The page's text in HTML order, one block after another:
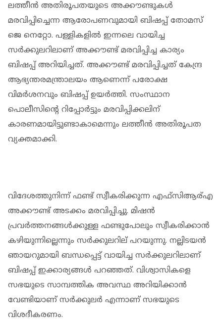
ലത്തീൻ അതിരൂപതയുടെ അക്കൗണ്ടുകൾ
മരവിപ്പിച്ചെന്ന ആരോപണവുമായി ബിഷപ്പ് തോമസ്
ജെ നെറ്റോ. പള്ളികളിൽ ഇന്നലെ വായിച്ച
സർക്കുലറിലാണ് അക്കൗണ്ട് മരവിപ്പിച്ച കാര്യം
ബിഷപ്പ് അറിയിച്ചത്. അക്കൗണ്ട് മരവിപ്പിച്ചത് കേന്ദ്ര
ആഭ്യന്തരമന്ത്രാലയം ആണെന്ന് പരോക്ഷ
വിമർശനവും ബിഷപ്പ് ഉയർത്തി. സംസ്ഥാന
പൊലീസിന്റെ റിപ്പോർട്ടും മരവിപ്പിക്കലിന്
കാരണമായിട്ടുണ്ടാകാമെന്നും ലത്തീൻ അതിരൂപത
വ്യക്തമാക്കി.
വിദേശത്തുനിന്ന് ഫണ്ട് സ്വീകരിക്കുന്ന എഫ്സിആര്എ
അക്കൗണ്ട് അടക്കം മരവിപ്പിച്ചു. മിഷൻ
പ്രവർത്തനങ്ങൾക്കുള്ള ഫണ്ടുപോലും സ്വീകരിക്കാൻ
കഴിയുന്നില്ലെന്നും സർക്കുലറില് പറയുന്നു. നല്ലിടയൻ
ഞായറുമായി ബന്ധപ്പെട്ട് വായിച്ച സർക്കുലറിലാണ്
ബിഷപ്പ് ഇക്കാര്യങ്ങൾ പറഞ്ഞത്. വിശ്വാസികളെ
സഭയുടെ സാമ്പത്തിക അവസ്ഥ അറിയിക്കാൻ
വേണ്ടിയാണ് സർക്കുലർ എന്നാണ് സഭയുടെ
വിശദീകരണം.